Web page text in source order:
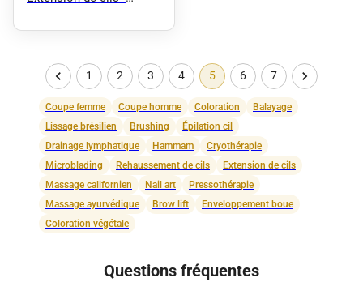
Cils
1 2 3 4 5 6 7
Coupe femme Coupe homme Coloration
Balayage
Lissage brésilien
Brushing
Épilation cil
Drainage lymphatique
Hammam
Cryothérapie
Microblading
Rehaussement de cils
Extension de cils
Massage californien
Nail art
Pressothérapie
Massage ayurvédique
Brow lift
Enveloppement boue
Coloration végétale
Questions fréquentes